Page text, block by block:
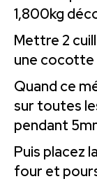
1,800kg
Mettre 2
une cocotte
Quand ce
sur toutes
pendant
Puis placez
four et